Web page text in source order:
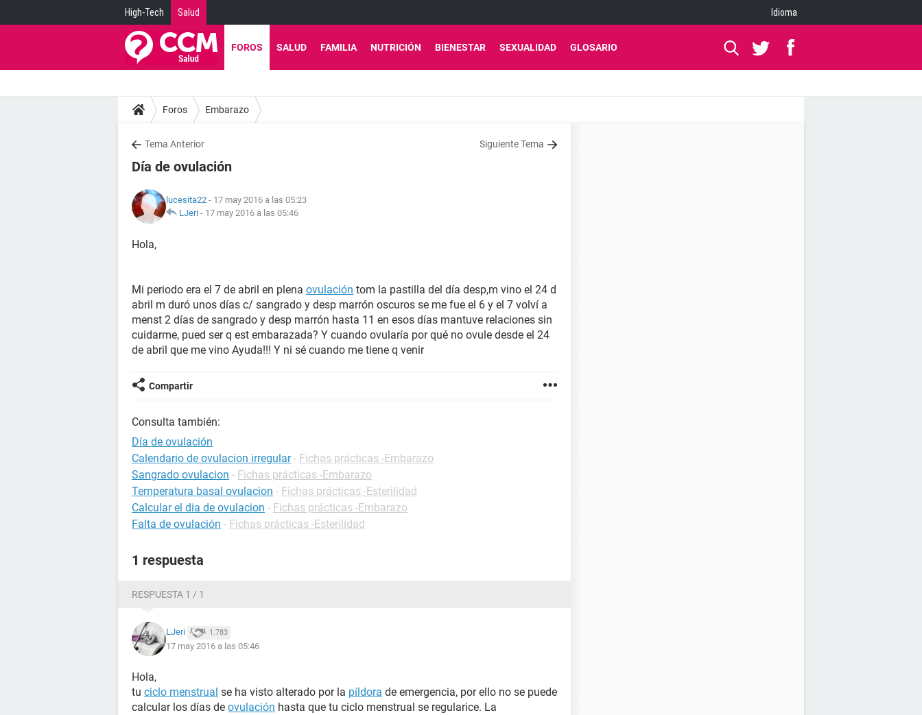
High-Tech Salud Idioma
FOROS SALUD FAMILIA NUTRICIÓN BIENESTAR SEXUALIDAD GLOSARIO
Foros Embarazo
Tema Anterior Siguiente Tema
Día de ovulación
lucesita22 - 17 may 2016 a las 05:23
LJeri - 17 may 2016 a las 05:46
Hola,
Mi periodo era el 7 de abril en plena ovulación tom la pastilla del día desp,m vino el 24 d
abril m duró unos días c/ sangrado y desp marrón oscuros se me fue el 6 y el 7 volví a
menst 2 días de sangrado y desp marrón hasta 11 en esos días mantuve relaciones sin
cuidarme, pued ser q est embarazada? Y cuando ovularía por qué no ovule desde el 24
de abril que me vino Ayuda!!! Y ni sé cuando me tiene q venir
Compartir
Consulta también:
Día de ovulación
Calendario de ovulacion irregular - Fichas prácticas -Embarazo
Sangrado ovulacion - Fichas prácticas -Embarazo
Temperatura basal ovulacion - Fichas prácticas -Esterilidad
Calcular el dia de ovulacion - Fichas prácticas -Embarazo
Falta de ovulación - Fichas prácticas -Esterilidad
1 respuesta
RESPUESTA 1 / 1
LJeri 1.783
17 may 2016 a las 05:46
Hola,
tu ciclo menstrual se ha visto alterado por la píldora de emergencia, por ello no se puede
calcular los días de ovulación hasta que tu ciclo menstrual se regularice. La